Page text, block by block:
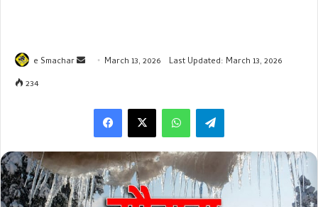
e Smachar
Send March 13, 2026
Last Updated: March 13, 2026
234
WhatsAppTelegram